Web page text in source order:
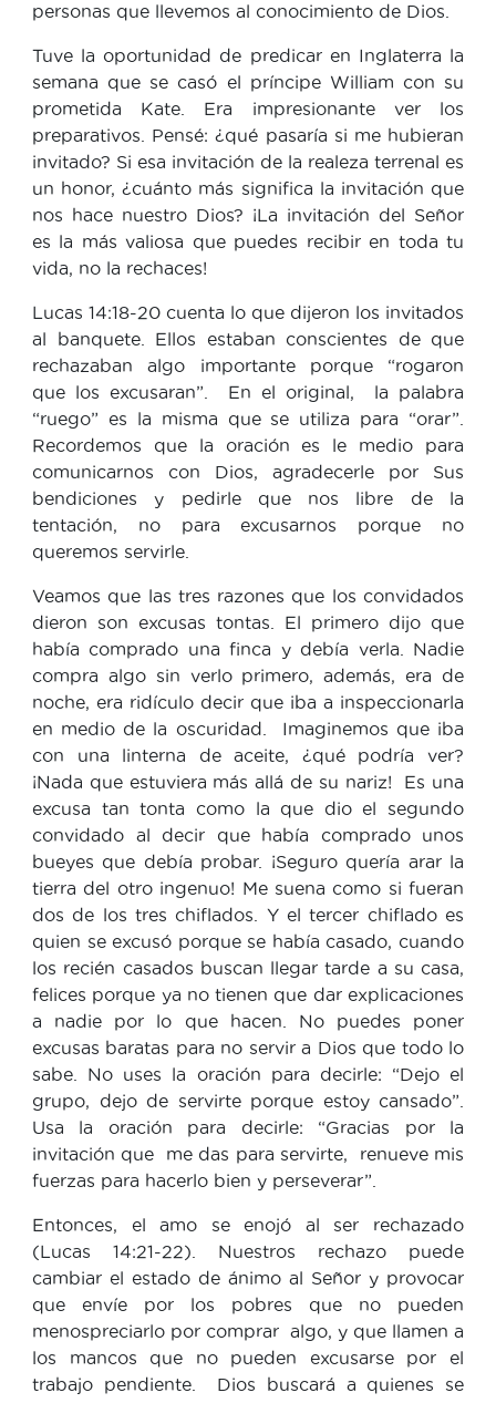
personas que llevemos al conocimiento de Dios.
Tuve la oportunidad de predicar en Inglaterra la
semana que se casó el príncipe William con su
prometida Kate. Era impresionante ver los
preparativos. Pensé: ¿qué pasaría si me hubieran
invitado? Si esa invitación de la realeza terrenal es
un honor, ¿cuánto más significa la invitación que
nos hace nuestro Dios? ¡La invitación del Señor
es la más valiosa que puedes recibir en toda tu
vida, no la rechaces!
Lucas 14:18-20 cuenta lo que dijeron los invitados
al banquete. Ellos estaban conscientes de que
rechazaban algo importante porque “rogaron
que los excusaran”. En el original, la palabra
“ruego” es la misma que se utiliza para “orar”.
Recordemos que la oración es le medio para
comunicarnos con Dios, agradecerle por Sus
bendiciones y pedirle que nos libre de la
tentación, no para excusarnos porque no
queremos servirle.
Veamos que las tres razones que los convidados
dieron son excusas tontas. El primero dijo que
había comprado una finca y debía verla. Nadie
compra algo sin verlo primero, además, era de
noche, era ridículo decir que iba a inspeccionarla
en medio de la oscuridad. Imaginemos que iba
con una linterna de aceite, ¿qué podría ver?
¡Nada que estuviera más allá de su nariz! Es una
excusa tan tonta como la que dio el segundo
convidado al decir que había comprado unos
bueyes que debía probar. ¡Seguro quería arar la
tierra del otro ingenuo! Me suena como si fueran
dos de los tres chiflados. Y el tercer chiflado es
quien se excusó porque se había casado, cuando
los recién casados buscan llegar tarde a su casa,
felices porque ya no tienen que dar explicaciones
a nadie por lo que hacen. No puedes poner
excusas baratas para no servir a Dios que todo lo
sabe. No uses la oración para decirle: “Dejo el
grupo, dejo de servirte porque estoy cansado”.
Usa la oración para decirle: “Gracias por la
invitación que me das para servirte, renueve mis
fuerzas para hacerlo bien y perseverar”.
Entonces, el amo se enojó al ser rechazado
(Lucas 14:21-22). Nuestros rechazo puede
cambiar el estado de ánimo al Señor y provocar
que envíe por los pobres que no pueden
menospreciarlo por comprar algo, y que llamen a
los mancos que no pueden excusarse por el
trabajo pendiente. Dios buscará a quienes se